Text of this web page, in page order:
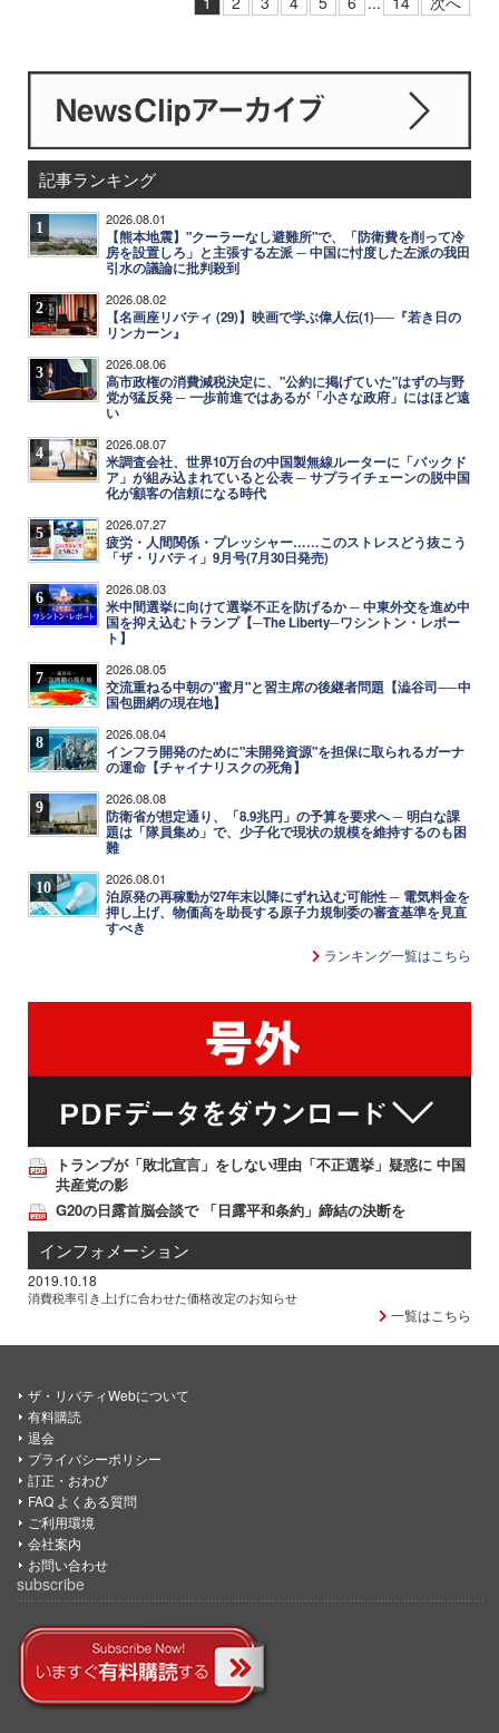
記事ランキング
1 2026.08.01
【熊本地震】"クーラーなし避難所"で、「防衛費を削って冷
房を設置しろ」と主張する左派 ─ 中国に忖度した左派の我田
引水の議論に批判殺到
2 2026.08.02
【名画座リバティ (29)】映画で学ぶ偉人伝(1)──『若き日の
リンカーン』
3 2026.08.06
高市政権の消費減税決定に、"公約に掲げていた"はずの与野
党が猛反発 ─ 一歩前進ではあるが「小さな政府」にはほど遠
い
4 2026.08.07
米調査会社、世界10万台の中国製無線ルーターに「バックド
ア」が組み込まれていると公表 ─ サプライチェーンの脱中国
化が顧客の信頼になる時代
5 2026.07.27
疲労・人間関係・プレッシャー……このストレスどう抜こう
「ザ・リバティ」9月号(7月30日発売)
6 2026.08.03
米中間選挙に向けて選挙不正を防げるか ─ 中東外交を進め中
国を抑え込むトランプ【─The Liberty─ワシントン・レポー
ト】
7 2026.08.05
交流重ねる中朝の"蜜月"と習主席の後継者問題【澁谷司──中
国包囲網の現在地】
8 2026.08.04
インフラ開発のために"未開発資源"を担保に取られるガーナ
の運命【チャイナリスクの死角】
9 2026.08.08
防衛省が想定通り、「8.9兆円」の予算を要求へ ─ 明白な課
題は「隊員集め」で、少子化で現状の規模を維持するのも困
難
10 2026.08.01
泊原発の再稼動が27年末以降にずれ込む可能性 ─ 電気料金を
押し上げ、物価高を助長する原子力規制委の審査基準を見直
すべき
ランキング一覧はこちら
トランプが「敗北宣言」をしない理由「不正選挙」疑惑に 中国
共産党の影
G20の日露首脳会談で 「日露平和条約」締結の決断を
インフォメーション
2019.10.18
消費税率引き上げに合わせた価格改定のお知らせ
一覧はこちら
ザ・リバティWebについて
有料購読
退会
プライバシーポリシー
訂正・おわび
FAQ よくある質問
ご利用環境
会社案内
お問い合わせ
subscribe